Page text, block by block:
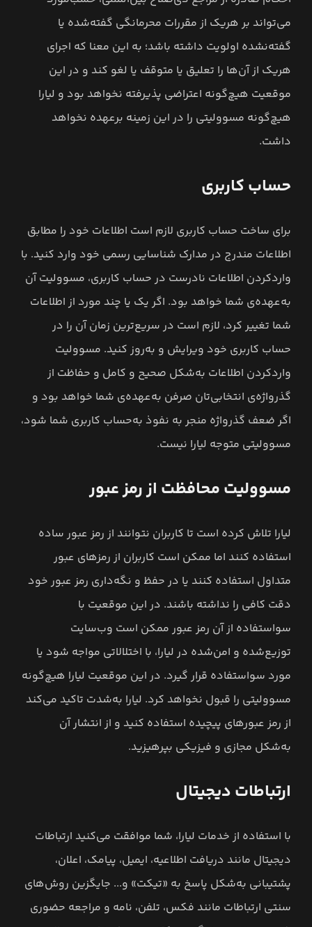
می‌تواند بر هریک از مقررات محرمانگی گفته‌شده یا
گفته‌نشده اولویت داشته ‌باشد؛ به این معنا که اجرای
هریک از آن‌ها را تعلیق یا متوقف یا لغو کند و در این
موقعیت هیچ‌گونه اعتراضی پذیرفته نخواهد بود و لیارا
هیچ‌گونه مسوولیتی را در این زمینه برعهده نخواهد
داشت.
حساب کاربری
برای ساخت حساب کاربری لازم است اطلاعات خود را مطابق
اطلاعات مندرج در مدارک شناسایی رسمی خود وارد کنید. با
واردکردن اطلاعات نادرست در حساب کاربری، مسوولیت آن
به‌عهده‌ی شما خواهد بود. اگر یک یا چند مورد از اطلاعات
شما تغییر کرد، لازم است در سریع‌ترین زمان آن را در
حساب کاربری خود ویرایش و به‌روز کنید. مسوولیت
واردکردن اطلاعات به‌شکل صحیح و کامل و حفاظت از
گذرواژه‌ی انتخابی‌تان صرفن به‌عهده‌ی شما خواهد بود و
اگر ضعف گذرواژه منجر به نفوذ به‌حساب کاربری شما شود،
مسوولیتی متوجه لیارا نیست.
مسوولیت محافظت از رمز عبور
لیارا تلاش کرده است تا کاربران نتوانند از رمز عبور ساده
استفاده کنند اما ممکن است کاربران از رمزهای عبور
متداول استفاده کنند یا در حفظ و نگه‌داری رمز عبور خود
دقت کافی را نداشته باشند. در این موقعیت با
سواستفاده از آن رمز عبور ممکن است وب‌سایت
توزیع‌شده و امن‌شده در لیارا، با اختلالاتی مواجه شود یا
مورد سواستفاده قرار گیرد. در این موقعیت لیارا هیچ‌گونه
مسوولیتی را قبول نخواهد کرد. لیارا به‌شدت تاکید می‌کند
از رمز عبورهای پیچیده استفاده کنید و از انتشار آن
به‌شکل مجازی و فیزیکی بپرهیزید.
ارتباطات دیجیتال
با استفاده از خدمات لیارا، شما موافقت می‌کنید ارتباطات
دیجیتال مانند دریافت اطلاعیه، ایمیل، پیامک، اعلان،
پشتیبانی به‌شکل پاسخ به «تیکت» و... جایگزین روش‌های
سنتی ارتباطات مانند فکس، تلفن، نامه و مراجعه حضوری